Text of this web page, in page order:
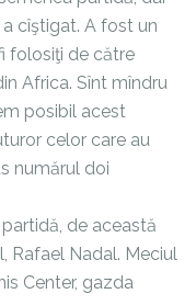
cîştigat. A fost un
folosiţi de către
Africa. Sînt mîndru
posibil acest
celor care au
numărul doi
de această
Rafael Nadal. Meciul
Center, gazda